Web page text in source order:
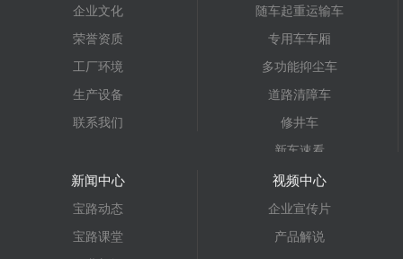
企业文化
荣誉资质
工厂环境
生产设备
联系我们
随车起重运输车
专用车车厢
多功能抑尘车
道路清障车
修井车
新车速看
仓栅车
宝路汽车
抓斗式垃圾车
新闻中心
宝路动态
宝路课堂
视频中心
企业宣传片
产品解说